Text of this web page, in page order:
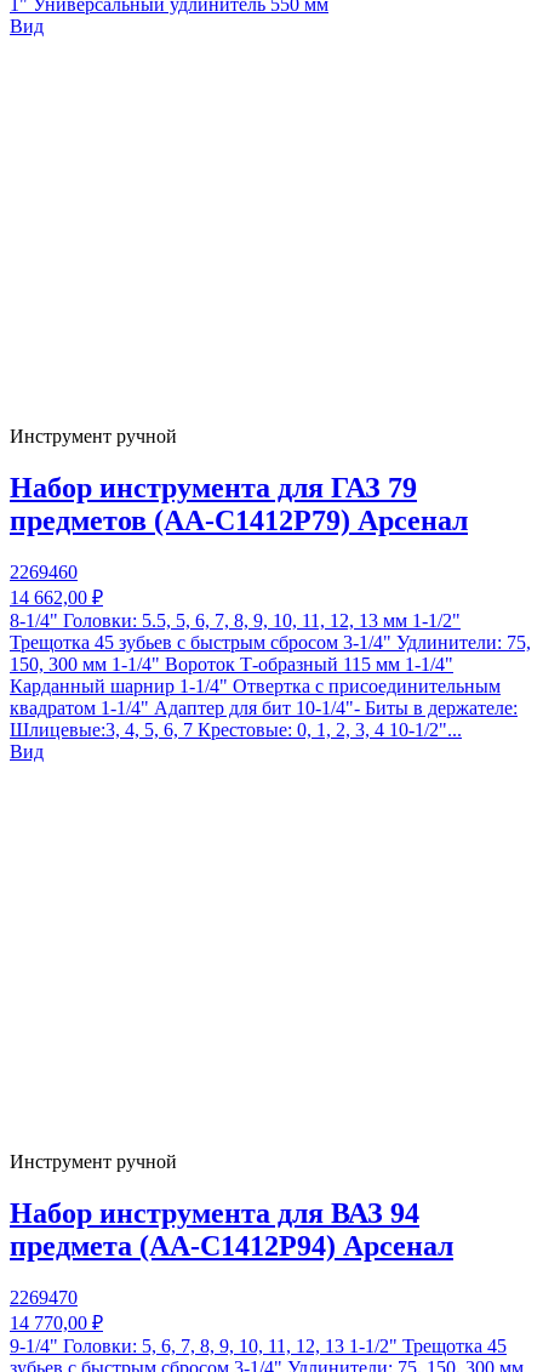
1" Универсальный удлинитель 550 мм
Вид
Инструмент ручной
Набор инструмента для ГАЗ 79
предметов (AA-C1412P79) Арсенал
2269460
14 662,00 ₽
8-1/4" Головки: 5.5, 5, 6, 7, 8, 9, 10, 11, 12, 13 мм 1-1/2"
Трещотка 45 зубьев с быстрым сбросом 3-1/4" Удлинители: 75,
150, 300 мм 1-1/4" Вороток Т-образный 115 мм 1-1/4"
Карданный шарнир 1-1/4" Отвертка с присоединительным
квадратом 1-1/4" Адаптер для бит 10-1/4"- Биты в держателе:
Шлицевые:3, 4, 5, 6, 7 Крестовые: 0, 1, 2, 3, 4 10-1/2"...
Вид
Инструмент ручной
Набор инструмента для ВАЗ 94
предмета (AA-C1412P94) Арсенал
2269470
14 770,00 ₽
9-1/4" Головки: 5, 6, 7, 8, 9, 10, 11, 12, 13 1-1/2" Трещотка 45
зубьев с быстрым сбросом 3-1/4" Удлинители: 75, 150, 300 мм